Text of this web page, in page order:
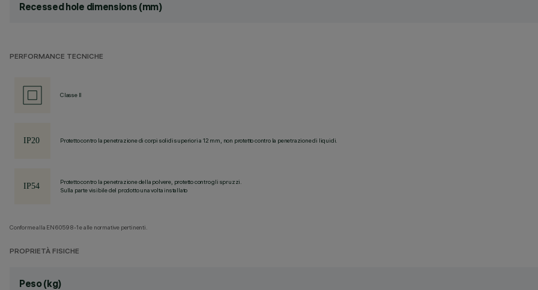
Recessed hole dimensions (mm)
PERFORMANCE TECNICHE
Classe II
Protetto contro la penetrazione di corpi solidi superiori a 12 mm, non protetto contro la penetrazione di liquidi.
Protetto contro la penetrazione della polvere, protetto contro gli spruzzi.
Sulla parte visibile del prodotto una volta installato
Conforme alla EN60598-1 e alle normative pertinenti.
PROPRIETÀ FISICHE
Peso (kg)